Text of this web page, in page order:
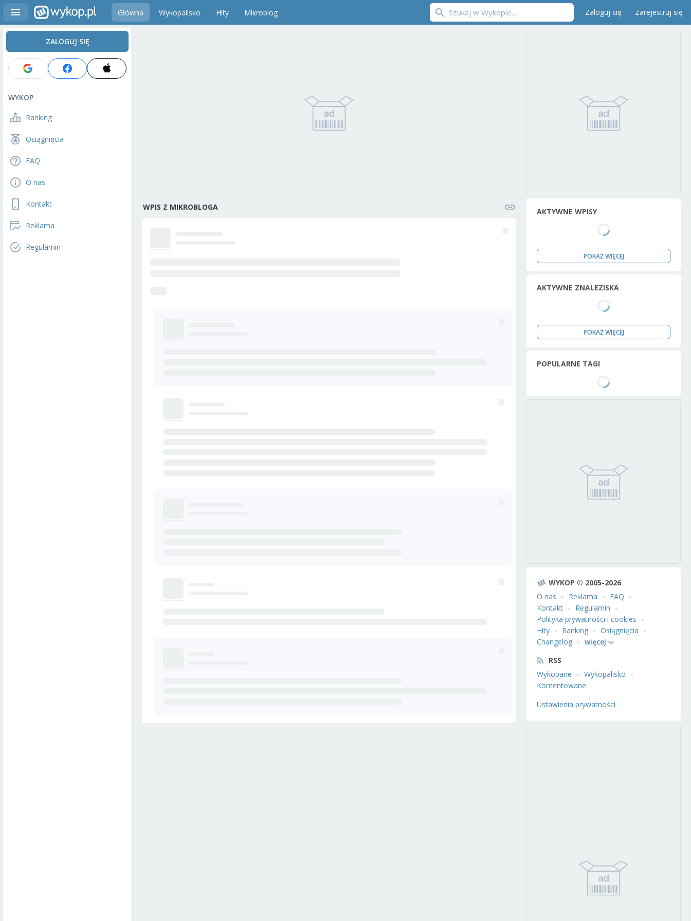
Główna Wykopalisko Hity Mikroblog Zaloguj się Zarejestruj się
ZALOGUJ SIĘ
WYKOP
Ranking
Osiągnięcia
FAQ
O nas
Kontakt
Reklama
Regulamin
WPIS Z MIKROBLOGA AKTYWNE WPISY
POKAŻ WIĘCEJ
AKTYWNE ZNALEZISKA
POKAŻ WIĘCEJ
POPULARNE TAGI
WYKOP © 2005-2026
O nas
Reklama
FAQ
Kontakt
Regulamin
Polityka prywatności i cookies
Hity
Ranking
Osiągnięcia
Changelog
więcej
RSS
Wykopane
Wykopalisko
Komentowane
Ustawienia prywatności